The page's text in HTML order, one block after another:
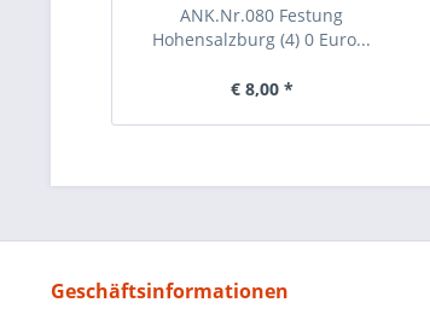
ANK.Nr.080 Festung
Hohensalzburg (4) 0 Euro...
€ 8,00 *
Geschäftsinformationen